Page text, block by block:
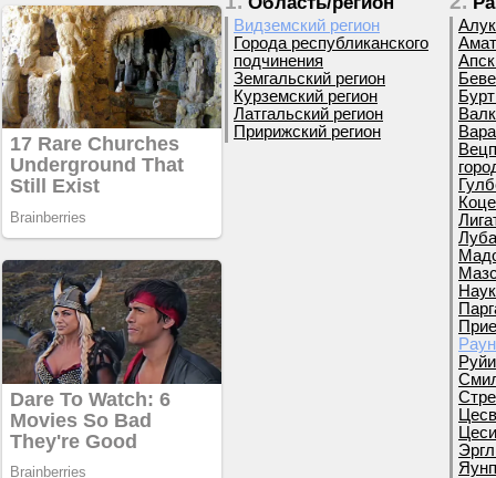
Видземский регион
Города республиканского
подчинения
Земгальский регион
Курземский регион
Латгальский регион
Пририжский регион